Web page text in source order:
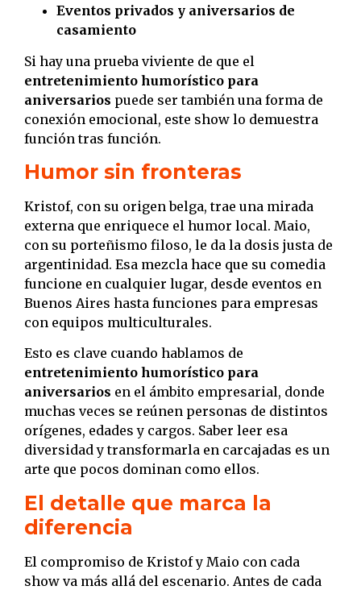
Eventos privados y aniversarios de
casamiento
Si hay una prueba viviente de que el
entretenimiento humorístico para
aniversarios puede ser también una forma de
conexión emocional, este show lo demuestra
función tras función.
Humor sin fronteras
Kristof, con su origen belga, trae una mirada
externa que enriquece el humor local. Maio,
con su porteñismo filoso, le da la dosis justa de
argentinidad. Esa mezcla hace que su comedia
funcione en cualquier lugar, desde eventos en
Buenos Aires hasta funciones para empresas
con equipos multiculturales.
Esto es clave cuando hablamos de
entretenimiento humorístico para
aniversarios en el ámbito empresarial, donde
muchas veces se reúnen personas de distintos
orígenes, edades y cargos. Saber leer esa
diversidad y transformarla en carcajadas es un
arte que pocos dominan como ellos.
El detalle que marca la
diferencia
El compromiso de Kristof y Maio con cada
show va más allá del escenario. Antes de cada